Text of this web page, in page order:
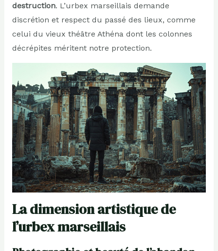
destruction. L’urbex marseillais demande
discrétion et respect du passé des lieux, comme
celui du vieux théâtre Athéna dont les colonnes
décrépites méritent notre protection.
La dimension artistique de
l’urbex marseillais